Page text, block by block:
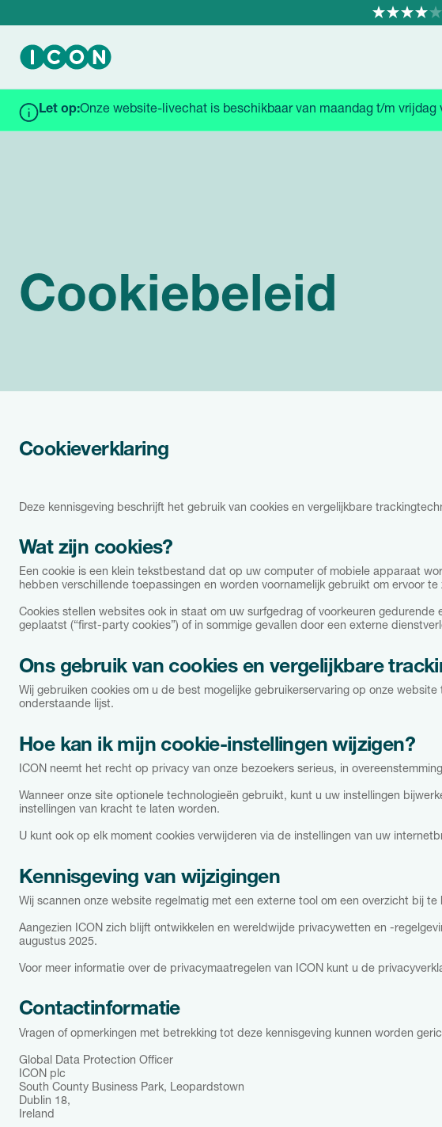
Let op:Onze website-livechat is beschikbaar van maandag t/m vrijdag
HOME
Cookiebeleid
Cookieverklaring
Deze kennisgeving beschrijft het gebruik van cookies en vergelijkbare
Wat zijn cookies?
Een cookie is een klein tekstbestand dat op uw computer of mobiele apparaat
hebben verschillende toepassingen en worden voornamelijk gebruikt om ervoor
Cookies stellen websites ook in staat om uw surfgedrag of voorkeuren
geplaatst (“first-party cookies”) of in sommige gevallen door een externe
Ons gebruik van cookies en vergelijkbare
Wij gebruiken cookies om u de best mogelijke gebruikerservaring op onze
onderstaande lijst.
Hoe kan ik mijn cookie-instellingen wijzigen?
ICON neemt het recht op privacy van onze bezoekers serieus, in
Wanneer onze site optionele technologieën gebruikt, kunt u uw instellingen
instellingen van kracht te laten worden.
U kunt ook op elk moment cookies verwijderen via de instellingen van uw
Kennisgeving van wijzigingen
Wij scannen onze website regelmatig met een externe tool om een overzicht bij
Aangezien ICON zich blijft ontwikkelen en wereldwijde privacywetten en -
augustus 2025.
Voor meer informatie over de privacymaatregelen van ICON kunt u de
Contactinformatie
Vragen of opmerkingen met betrekking tot deze kennisgeving kunnen worden
Global Data Protection Officer
ICON plc
South County Business Park, Leopardstown
Dublin 18,
Ireland